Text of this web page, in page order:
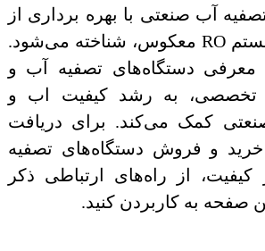
آب صنعتی با بهره برداری از
فن آوری سیستم RO معکوس، شناخته می‌شود.
معرفی دستگاه‌های تصفیه آب و
تخصصی، به رشد کیفیت اب و
کمک می‌کند. برای دریافت
خرید و فروش دستگاه‌های تصفیه
کیفیت، از راه‌های ارتباطی ذکر
صفحه به کاربردن کنید.